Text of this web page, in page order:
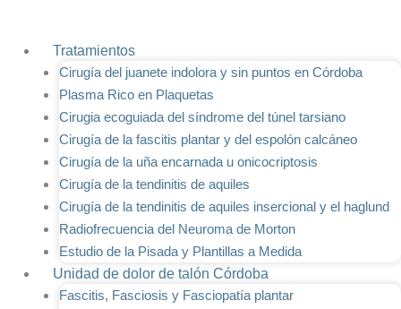
contenidoTratamientos
Cirugía del juanete indolora y sin puntos en Córdoba
Plasma Rico en Plaquetas
Cirugia ecoguiada del síndrome del túnel tarsiano
Cirugía de la fascitis plantar y del espolón calcáneo
Cirugía de la uña encarnada u onicocriptosis
Cirugía de la tendinitis de aquiles
Cirugía de la tendinitis de aquiles insercional y el haglund
Radiofrecuencia del Neuroma de Morton
Estudio de la Pisada y Plantillas a Medida
Unidad de dolor de talón Córdoba
Fascitis, Fasciosis y Fasciopatía plantar